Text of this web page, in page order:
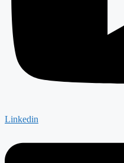
Linkedin